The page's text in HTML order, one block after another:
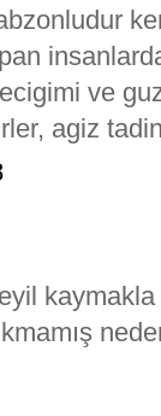
ve
agiz
kaymakla